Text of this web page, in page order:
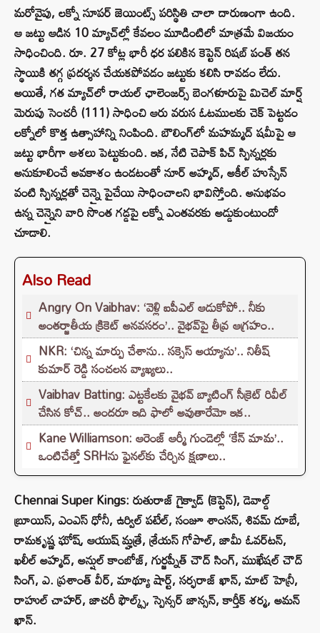
మరోవైపు, లక్నో సూపర్ జెయింట్స్ పరిస్థితి చాలా దారుణంగా ఉంది.
ఆ జట్టు ఆడిన 10 మ్యాచ్‌ల్లో కేవలం మూడింటిలో మాత్రమే విజయం
సాధించింది. రూ. 27 కోట్ల భారీ ధర పలికిన కెప్టెన్ రిషబ్ పంత్ తన
స్థాయికి తగ్గ ప్రదర్శన చేయకపోవడం జట్టుకు కలిసి రావడం లేదు.
అయితే, గత మ్యాచ్‌లో రాయల్ ఛాలెంజర్స్ బెంగళూరుపై మిచెల్ మార్ష్
మెరుపు సెంచరీ (111) సాధించి ఆరు వరుస ఓటములకు చెక్ పెట్టడం
లక్నోలో కొత్త ఉత్సాహాన్ని నింపింది. బౌలింగ్‌లో మహమ్మద్ షమీపై ఆ
జట్టు భారీగా ఆశలు పెట్టుకుంది. ఇక, నేటి చెపాక్ పిచ్ స్పిన్నర్లకు
అనుకూలించే అవకాశం ఉండటంతో నూర్ అహ్మద్, అకీల్ హుస్సేన్
వంటి స్పిన్నర్లతో చెన్నై పైచేయి సాధించాలని భావిస్తోంది. అనుభవం
ఉన్న చెన్నైని వారి సొంత గడ్డపై లక్నో ఎంతవరకు అడ్డుకుంటుందో
చూడాలి.
Also Read
Angry On Vaibhav: ‘వెళ్లి ఐపీఎల్ ఆడుకోపో.. నీకు
అంతర్జాతీయ క్రికెట్ అనవసరం’.. వైభవ్‌పై తీవ్ర ఆగ్రహం..
NKR: ‘చిన్న మార్పు చేశాను.. సక్సెస్ అయ్యాను’.. నితీష్
కుమార్ రెడ్డి సంచలన వ్యాఖ్యలు..
Vaibhav Batting: ఎట్టకేలకు వైభవ్ బ్యాటింగ్ సీక్రెట్ రివీల్
చేసిన కోచ్.. అందరూ ఇది ఫాలో అవుతారేమో ఇక..
Kane Williamson: ఆరెంజ్ ఆర్మీ గుండెల్లో ‘కేన్‌ మామ’..
ఒంటిచేత్తో SRHను ఫైనల్‌కు చేర్చిన క్షణాలు..
Chennai Super Kings: రుతురాజ్ గైక్వాడ్ (కెప్టెన్), డెవాల్డ్
బ్రూయిస్, ఎంఎస్ ధోనీ, ఉర్విల్ పటేల్, సంజూ శాంసన్, శివమ్ దూబే,
రామకృష్ణ ఘోష్, ఆయుష్ మ్హత్రే, శ్రేయస్ గోపాల్, జామీ ఓవర్‌టన్,
ఖలీల్ అహ్మద్, అన్షుల్ కాంబోజ్, గుర్జప్నీత్ చౌద్ సింగ్, ముఖేషల్ చౌద్
సింగ్, ఎ. ప్రశాంత్ వీర్, మాథ్యూ షార్ట్, సర్ఫరాజ్ ఖాన్, మాట్ హెన్రీ,
రాహుల్ చాహర్, జాచరీ ఫౌల్క్స్, స్పెన్సర్ జాన్సన్, కార్తీక్ శర్మ, అమన్
ఖాన్.